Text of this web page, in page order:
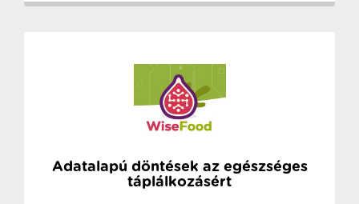
Adatalapú döntések az egészséges
táplálkozásért